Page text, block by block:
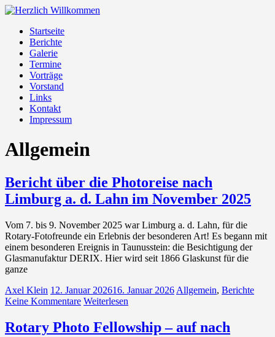
Zum
springen
Herzlich
Willkommen
deutsche
Rotary
Photo
Fellowship
Menü
Startseite
Berichte
Galerie
Termine
Vorträge
Vorstand
Links
Kontakt
Impressum
Allgemein
Bericht über die Photoreise nach
Limburg a. d. Lahn im November 2025
Vom 7. bis 9. November 2025 war Limburg a. d. Lahn, für die
Rotary-Fotofreunde ein Erlebnis der besonderen Art! Es begann mit
einem besonderen Ereignis in Taunusstein: die Besichtigung der
Glasmanufaktur DERIX. Hier wird seit 1866 Glaskunst für die
ganze
Axel Klein 12. Januar 202616. Januar 2026 Allgemein, Berichte
Keine Kommentare Weiterlesen
Rotary Photo Fellowship – auf nach